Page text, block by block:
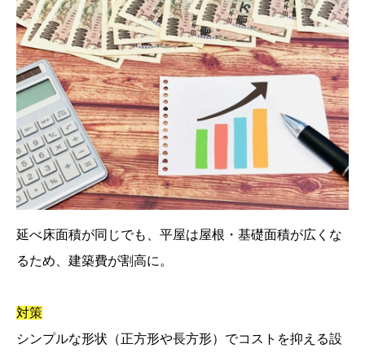
延べ床面積が同じでも、平屋は屋根・基礎面積が広くな
るため、建築費が割高に。
対策
シンプルな形状（正方形や長方形）でコストを抑える設